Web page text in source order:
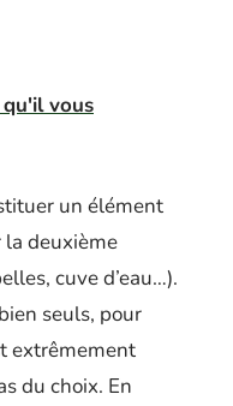
vous
un élément
deuxième
cuve d’eau…).
seuls, pour
extrêmement
du choix. En